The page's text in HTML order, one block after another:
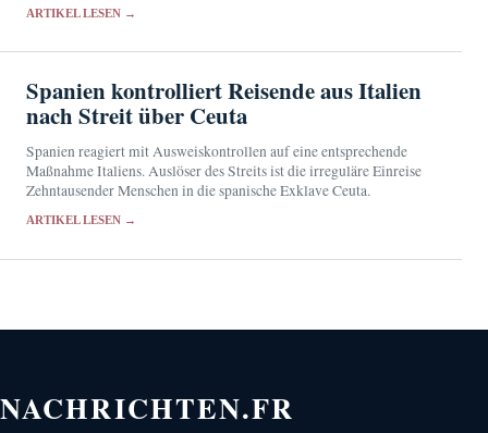
ARTIKEL LESEN →
Spanien kontrolliert Reisende aus Italien
nach Streit über Ceuta
Spanien reagiert mit Ausweiskontrollen auf eine entsprechende
Maßnahme Italiens. Auslöser des Streits ist die irreguläre Einreise
Zehntausender Menschen in die spanische Exklave Ceuta.
ARTIKEL LESEN →
NACHRICHTEN.FR